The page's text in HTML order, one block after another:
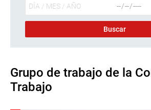
Grupo de trabajo de la
Trabajo